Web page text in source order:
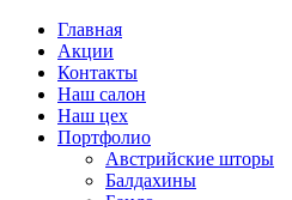
Главная
Акции
Контакты
Наш салон
Наш цех
Портфолио
Австрийские шторы
Балдахины